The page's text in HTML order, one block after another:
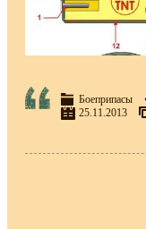
Боеприпасы
25.11.2013